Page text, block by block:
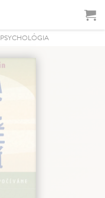
PSYCHOLÓGIA